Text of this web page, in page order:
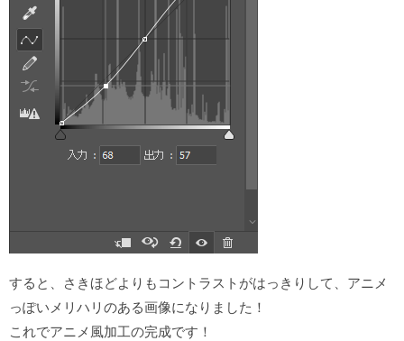
すると、さきほどよりもコントラストがはっきりして、アニメ
っぽいメリハリのある画像になりました！
これでアニメ風加工の完成です！